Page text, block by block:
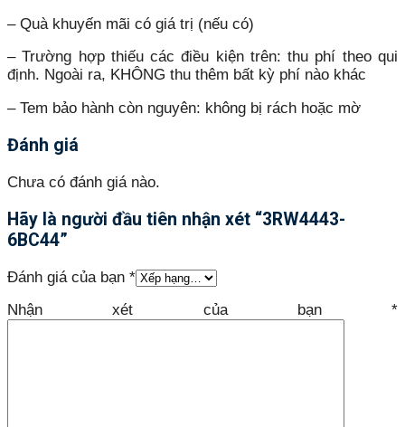
– Quà khuyến mãi có giá trị (nếu có)
– Trường hợp thiếu các điều kiện trên: thu phí theo qui
định. Ngoài ra, KHÔNG thu thêm bất kỳ phí nào khác
– Tem bảo hành còn nguyên: không bị rách hoặc mờ
Đánh giá
Chưa có đánh giá nào.
Hãy là người đầu tiên nhận xét “3RW4443-
6BC44”
Đánh giá của bạn *
Nhận xét của bạn *